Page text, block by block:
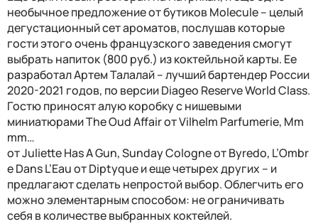
необычное предложение от бутиков Molecule – целый
дегустационный сет ароматов, послушав которые
гости этого очень французского заведения смогут
выбрать напиток (800 руб.) из коктейльной карты. Ее
разработал Артем Талалай – лучший бартендер России
2020-2021 годов, по версии Diageo Reserve World Class.
Гостю приносят алую коробку с нишевыми
миниатюрами The Oud Affair от Vilhelm Parfumerie, Mm
mm…
от Juliette Has A Gun, Sunday Cologne от Byredo, L’Ombr
e Dans L’Eau от Diptyque и еще четырех других – и
предлагают сделать непростой выбор. Облегчить его
можно элементарным способом: не ограничивать
себя в количестве выбранных коктейлей.